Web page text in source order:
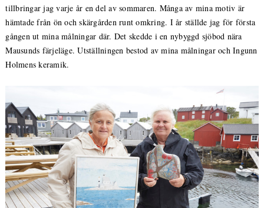
tillbringar jag varje år en del av sommaren. Många av mina motiv är
hämtade från ön och skärgården runt omkring. I år ställde jag för första
gången ut mina målningar där. Det skedde i en nybyggd sjöbod nära
Mausunds färjeläge. Utställningen bestod av mina målningar och Ingunn
Holmens keramik.